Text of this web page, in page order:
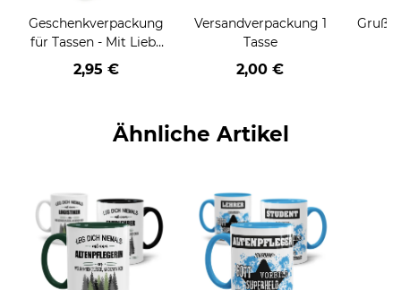
Geschenkverpackung
für Tassen - Mit Liebe
geschenkt
2,95 €
Versandverpackung 1
Tasse
2,00 €
Ähnliche Artikel